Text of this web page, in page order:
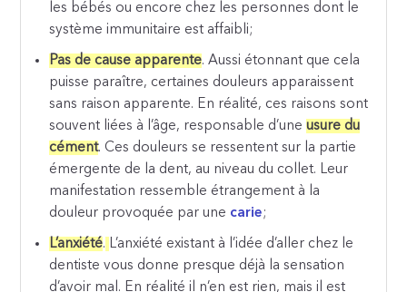
les bébés ou encore chez les personnes dont le
système immunitaire est affaibli;
Pas de cause apparente. Aussi étonnant que cela
puisse paraître, certaines douleurs apparaissent
sans raison apparente. En réalité, ces raisons sont
souvent liées à l’âge, responsable d’uneusure du
cément. Ces douleurs se ressentent sur la partie
émergente de la dent, au niveau du collet. Leur
manifestation ressemble étrangement à la
douleur provoquée par une carie;
L’anxiété. L’anxiété existant à l’idée d’aller chez le
dentiste vous donne presque déjà la sensation
d’avoir mal. En réalité il n’en est rien, mais il est